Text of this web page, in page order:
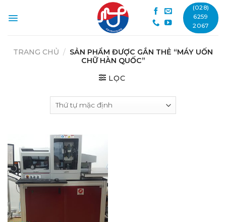
(028)
6259
2067
TRANG CHỦ / SẢN PHẨM ĐƯỢC GẮN THẺ “MÁY UỐN
CHỮ HÀN QUỐC”
LỌC